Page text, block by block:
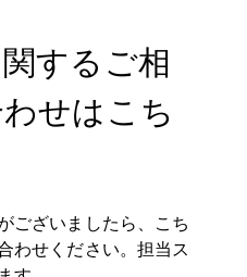
するご相
せはこち
ございましたら、こち
わせください。担当ス